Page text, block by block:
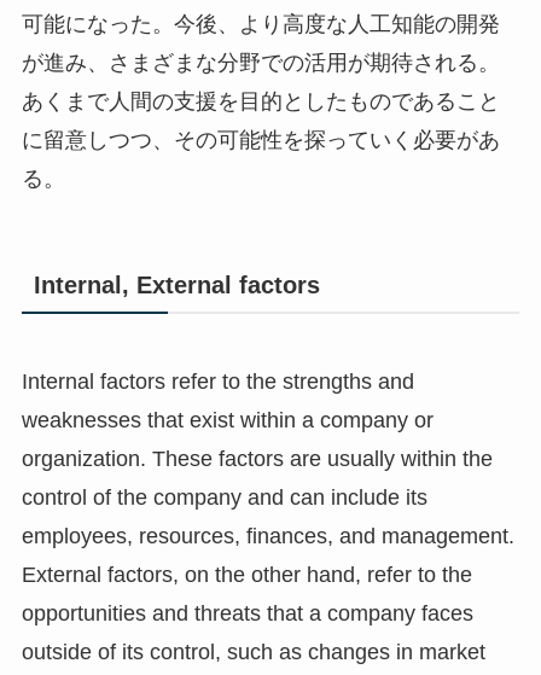
可能になった。今後、より高度な人工知能の開発
が進み、さまざまな分野での活用が期待される。
あくまで人間の支援を目的としたものであること
に留意しつつ、その可能性を探っていく必要があ
る。
Internal, External factors
Internal factors refer to the strengths and
weaknesses that exist within a company or
organization. These factors are usually within the
control of the company and can include its
employees, resources, finances, and management.
External factors, on the other hand, refer to the
opportunities and threats that a company faces
outside of its control, such as changes in market